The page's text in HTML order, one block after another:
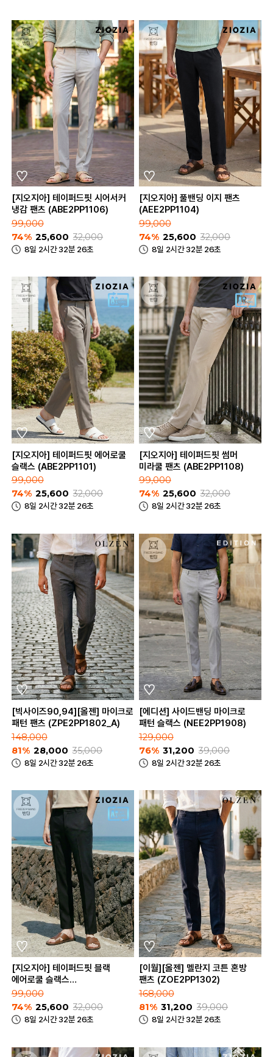
[지오지아] 테이퍼드핏 시어서커
냉감 팬츠 (ABE2PP1106)
99,000
74% 25,600 32,000
8일 2시간 32분 26초
[지오지아] 풀밴딩 이지 팬츠
(AEE2PP1104)
99,000
74% 25,600 32,000
8일 2시간 32분 26초
[지오지아] 테이퍼드핏 에어로쿨
슬랙스 (ABE2PP1101)
99,000
74% 25,600 32,000
8일 2시간 32분 26초
[지오지아] 테이퍼드핏 썸머
미라쿨 팬츠 (ABE2PP1108)
99,000
74% 25,600 32,000
8일 2시간 32분 26초
[빅사이즈90,94][올젠] 마이크로
패턴 팬츠 (ZPE2PP1802_A)
148,000
81% 28,000 35,000
8일 2시간 32분 26초
[에디션] 사이드밴딩 마이크로
패턴 슬랙스 (NEE2PP1908)
129,000
76% 31,200 39,000
8일 2시간 32분 26초
[지오지아] 테이퍼드핏 블랙
에어로쿨 슬랙스
(ABE2PP1101_BK)
99,000
74% 25,600 32,000
8일 2시간 32분 26초
[이월][올젠] 멜란지 코튼 혼방
팬츠 (ZOE2PP1302)
168,000
81% 31,200 39,000
8일 2시간 32분 26초